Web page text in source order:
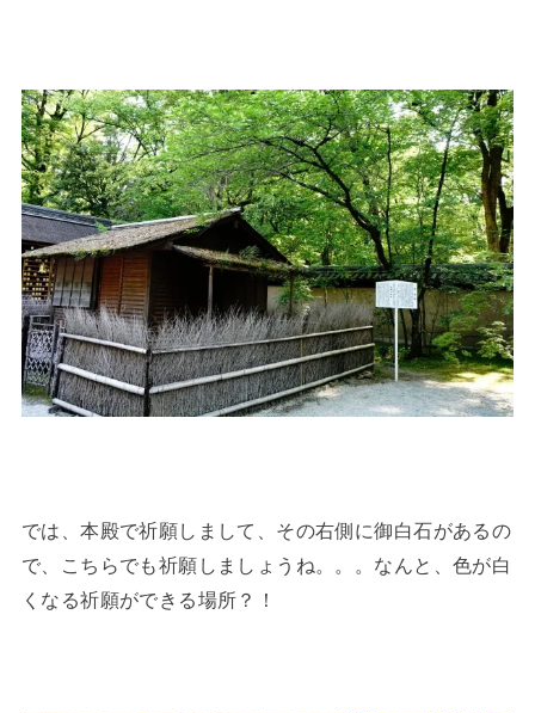
では、本殿で祈願しまして、その右側に御白石があるの
で、こちらでも祈願しましょうね。。。なんと、色が白
くなる祈願ができる場所？！